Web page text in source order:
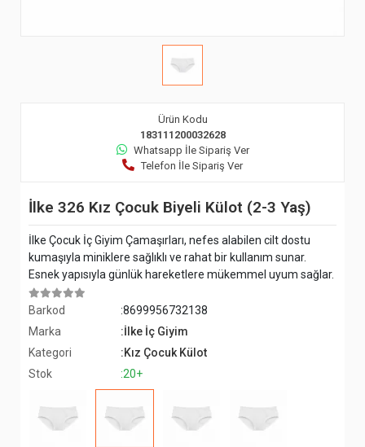
Ürün Kodu
183111200032628
Whatsapp İle Sipariş Ver
Telefon İle Sipariş Ver
İlke 326 Kız Çocuk Biyeli Külot (2-3 Yaş)
İlke Çocuk İç Giyim Çamaşırları, nefes alabilen cilt dostu
kumaşıyla miniklere sağlıklı ve rahat bir kullanım sunar.
Esnek yapısıyla günlük hareketlere mükemmel uyum sağlar.
Barkod
:8699956732138
Marka
:İlke İç Giyim
Kategori
:Kız Çocuk Külot
Stok
:20+